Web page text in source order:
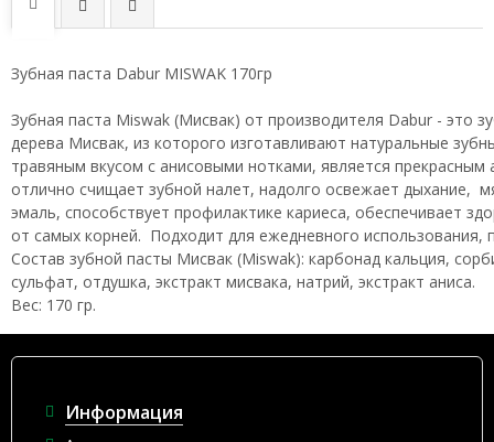
Зубная паста Dabur MISWAK 170гр
Зубная паста Miswak (Мисвак) от производителя Dabur - это
дерева Мисвак, из которого изготавливают натуральные
травяным вкусом с анисовыми нотками, является
отлично счищает зубной налет, надолго освежает дыхание,
эмаль, способствует профилактике кариеса, обеспечивает
от самых корней. Подходит для ежедневного использования,
Состав зубной пасты Мисвак (Miswak): карбонад кальция,
сульфат, отдушка, экстракт мисвака, натрий, экстракт аниса.
Вес: 170 гр.
Информация